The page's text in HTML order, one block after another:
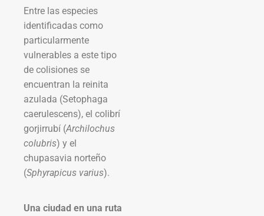
Entre las especies
identificadas como
particularmente
vulnerables a este tipo
de colisiones se
encuentran la reinita
azulada (Setophaga
caerulescens), el colibrí
gorjirrubí (Archilochus
colubris) y el
chupasavia norteño
(Sphyrapicus varius).
Una ciudad en una ruta